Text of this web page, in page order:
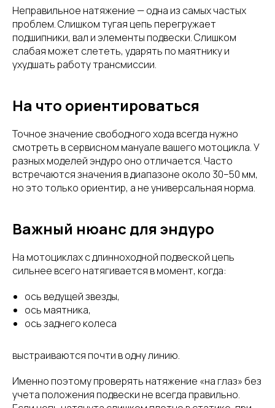
Неправильное натяжение — одна из самых частых
проблем. Слишком тугая цепь перегружает
подшипники, вал и элементы подвески. Слишком
слабая может слететь, ударять по маятнику и
ухудшать работу трансмиссии.
На что ориентироваться
Точное значение свободного хода всегда нужно
смотреть в сервисном мануале вашего мотоцикла. У
разных моделей эндуро оно отличается. Часто
встречаются значения в диапазоне около 30–50 мм,
но это только ориентир, а не универсальная норма.
Важный нюанс для эндуро
На мотоциклах с длинноходной подвеской цепь
сильнее всего натягивается в момент, когда:
ось ведущей звезды,
ось маятника,
ось заднего колеса
выстраиваются почти в одну линию.
Именно поэтому проверять натяжение «на глаз» без
учета положения подвески не всегда правильно.